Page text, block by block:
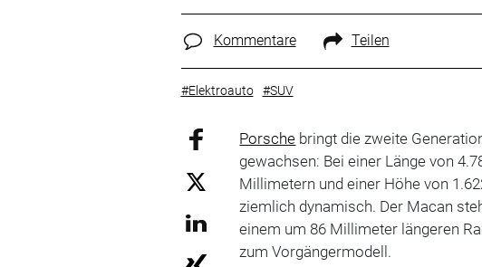
Kommentare Teilen
#Elektroauto #SUV
Porsche bringt die zweite
gewachsen: Bei einer Länge von
Millimetern und einer Höhe von
ziemlich dynamisch. Der Macan
einem um 86 Millimeter längeren
zum Vorgängermodell.